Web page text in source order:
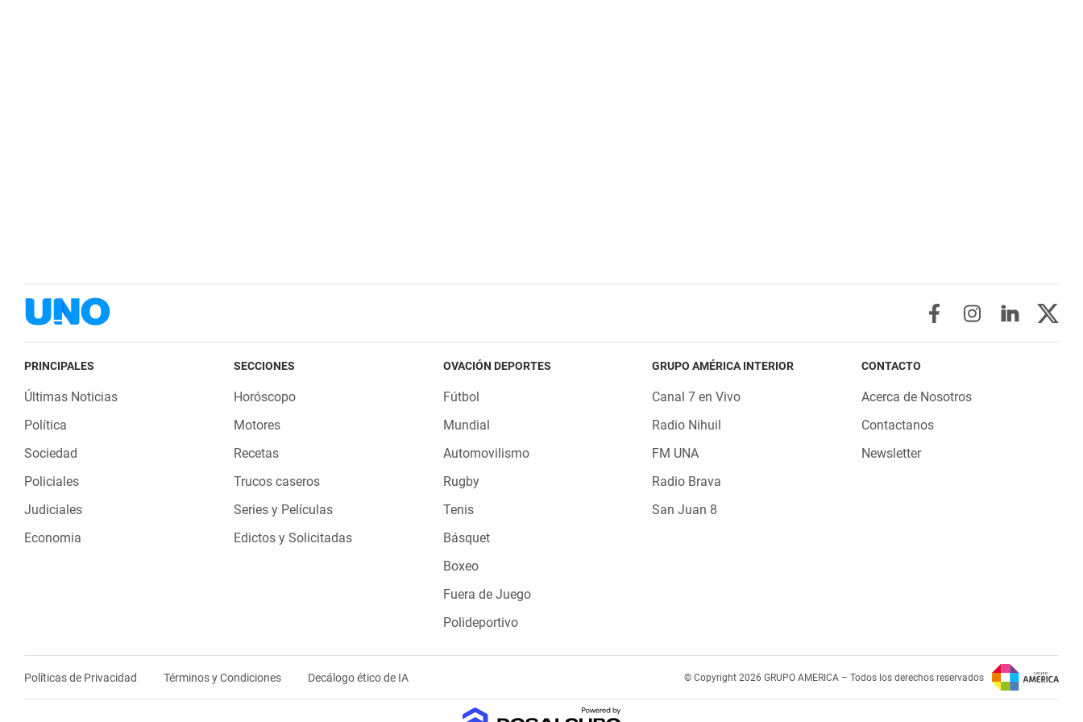
PRINCIPALES
Últimas Noticias
Política
Sociedad
Policiales
Judiciales
Economia
SECCIONES
Horóscopo
Motores
Recetas
Trucos caseros
Series y Películas
Edictos y Solicitadas
OVACIÓN DEPORTES
Fútbol
Mundial
Automovilismo
Rugby
Tenis
Básquet
Boxeo
Fuera de Juego
Polideportivo
GRUPO AMÉRICA INTERIOR
Canal 7 en Vivo
Radio Nihuil
FM UNA
Radio Brava
San Juan 8
CONTACTO
Acerca de Nosotros
Contactanos
Newsletter
Políticas de Privacidad Términos y Condiciones Decálogo ético de IA © Copyright 2026 GRUPO AMERICA – Todos los derechos reservados